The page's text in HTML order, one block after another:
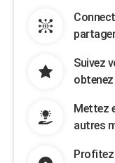
Suivez
Mettez
autres